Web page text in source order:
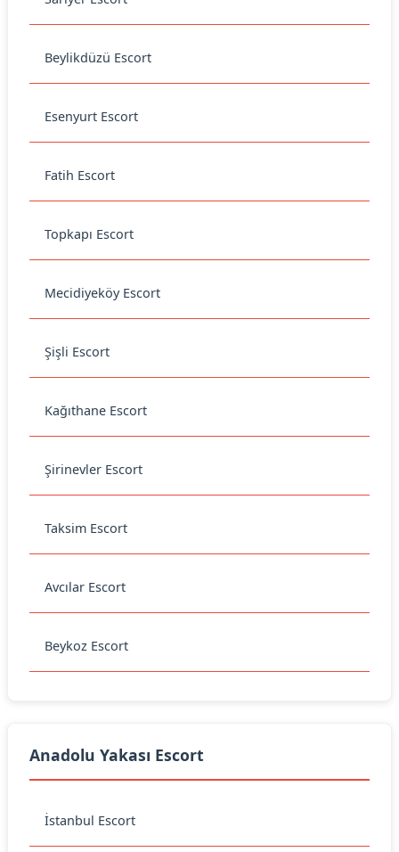
Beylikdüzü Escort
Esenyurt Escort
Fatih Escort
Topkapı Escort
Mecidiyeköy Escort
Şişli Escort
Kağıthane Escort
Şirinevler Escort
Taksim Escort
Avcılar Escort
Beykoz Escort
Anadolu Yakası Escort
İstanbul Escort